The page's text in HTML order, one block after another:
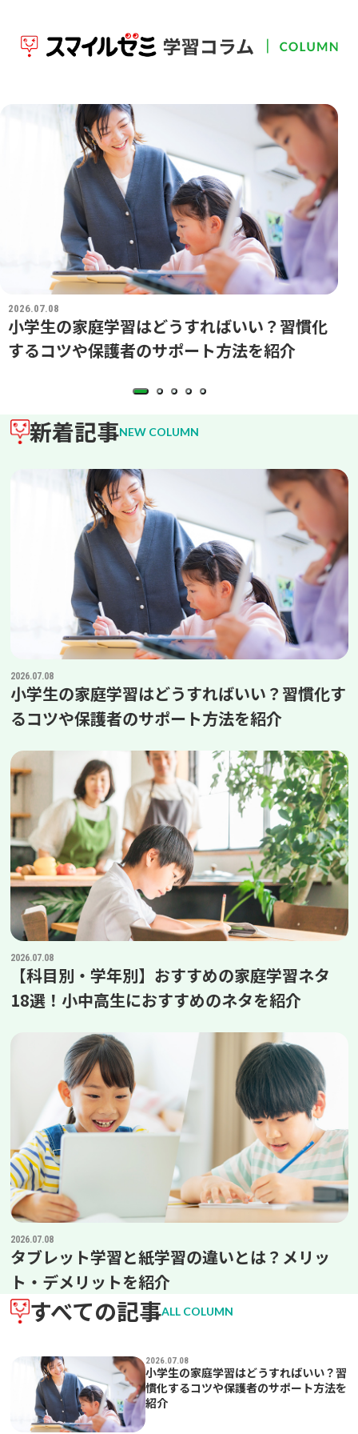
2026.07.08
小学生の家庭学習はどうすればいい？習慣化
するコツや保護者のサポート方法を紹介
新着記事
2026.07.08
小学生の家庭学習はどうすればいい？習慣化す
るコツや保護者のサポート方法を紹介
2026.07.08
【科目別・学年別】おすすめの家庭学習ネタ
18選！小中高生におすすめのネタを紹介
2026.07.08
タブレット学習と紙学習の違いとは？メリッ
ト・デメリットを紹介
すべての記事
2026.07.08
小学生の家庭学習はどうすればいい？習
慣化するコツや保護者のサポート方法を
紹介